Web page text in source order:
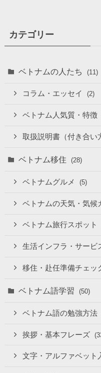
カテゴリー
ベトナムの人たち (11)
コラム・エッセイ (2)
ベトナム人気質・特徴
取扱説明書（付き合い
ベトナム移住 (28)
ベトナムグルメ (5)
ベトナムの天気・気候
ベトナム旅行スポット
生活インフラ・サービ
移住・赴任準備チェッ
ベトナム語学習 (50)
ベトナム語の勉強方法
挨拶・基本フレーズ
文字・アルファベット